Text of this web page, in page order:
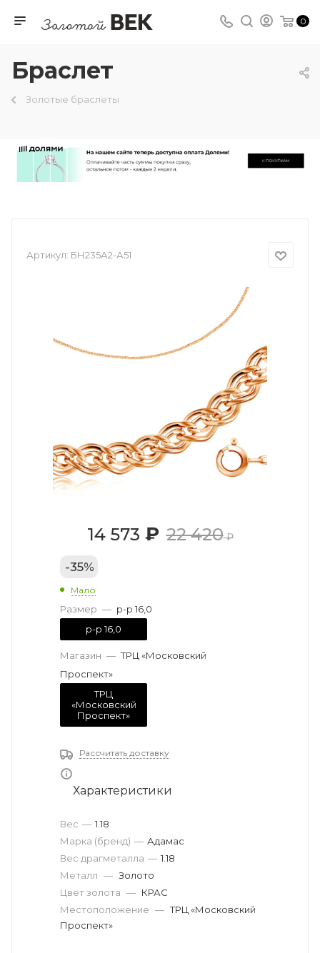
0
Браслет
Золотые браслеты
Артикул: БН235А2-А51
14 573 ₽ 22 420₽
-35%
Мало
Размер — р-р 16,0
р-р 16,0
Магазин — ТРЦ «Московский
Проспект»
ТРЦ
«Московский
Проспект»
Рассчитать доставку
Характеристики
Вес драгметалла — 1.18
Марка (бренд) — Адамас
Вес — 1.18
Металл — Золото
Цвет золота — КРАС
Местоположение — ТРЦ «Московский
Проспект»